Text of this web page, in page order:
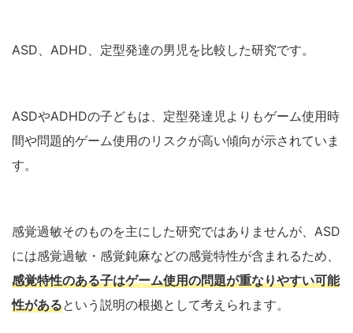
ASD、ADHD、定型発達の男児を比較した研究です。
ASDやADHDの子どもは、定型発達児よりもゲーム使用時
間や問題的ゲーム使用のリスクが高い傾向が示されていま
す。
感覚過敏そのものを主にした研究ではありませんが、ASD
には感覚過敏・感覚鈍麻などの感覚特性が含まれるため、
感覚特性のある子はゲーム使用の問題が重なりやすい可能
性があるという説明の根拠として考えられます。